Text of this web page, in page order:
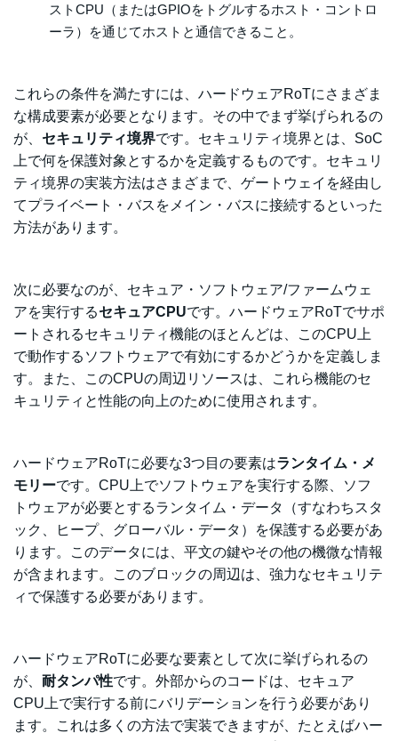
ストCPU（またはGPIOをトグルするホスト・コントロ
ーラ）を通じてホストと通信できること。
これらの条件を満たすには、ハードウェアRoTにさまざま
な構成要素が必要となります。その中でまず挙げられるの
が
セキュリティ境界です。セキュリティ境界とは、SoC
上で何を保護対象とするかを定義するものです。セキュリ
ティ境界の実装方法はさまざまで、ゲートウェイを経由し
てプライベート・バスをメイン・バスに接続するといった
方法があります。
次に必要なのが、セキュア・ソフトウェア/ファームウェ
アを実行するセキュアCPUです。ハードウェアRoTでサポ
ートされるセキュリティ機能のほとんどは、このCPU上
で動作するソフトウェアで有効にするかどうかを定義しま
す。また、このCPUの周辺リソースは、これら機能のセ
キュリティと性能の向上のために使用されます。
ハードウェアRoTに必要な3つ目の要素はランタイム・メ
モリーです。CPU上でソフトウェアを実行する際、ソフ
トウェアが必要とするランタイム・データ（すなわちスタ
ック、ヒープ、グローバル・データ）を保護する必要があ
ります。このデータには、平文の鍵やその他の機微な情報
が含まれます。このブロックの周辺は、強力なセキュリテ
ィで保護する必要があります。
ハードウェアRoTに必要な要素として次に挙げられるの
が、 耐タンパ性です。外部からのコードは、セキュア
CPU上で実行する前にバリデーションを行う必要があり
ます。これは多くの方法で実装できますが、たとえばハー